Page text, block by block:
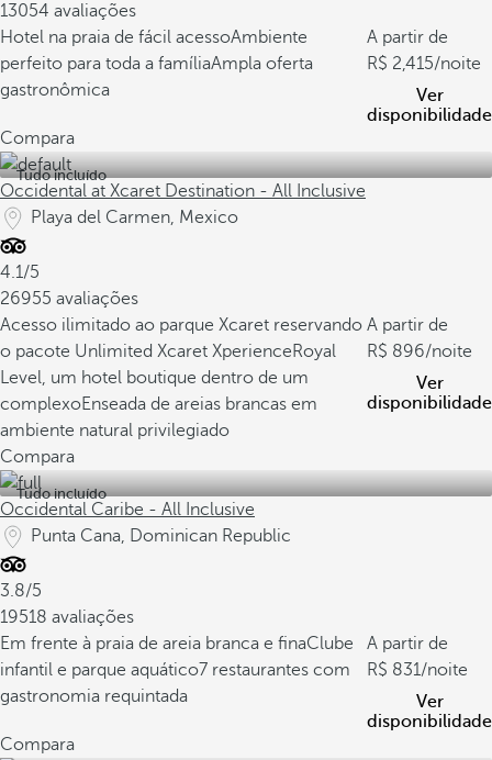
13054 avaliações
Hotel na praia de fácil acessoAmbiente
perfeito para toda a famíliaAmpla oferta
gastronômica
A partir de
2,415/noite
Ver
disponibilidade
Compara
Tudo incluído
Occidental at Xcaret Destination - All Inclusive
Playa del Carmen, Mexico
4.1/5
26955 avaliações
Acesso ilimitado ao parque Xcaret reservando
o pacote Unlimited Xcaret XperienceRoyal
Level, um hotel boutique dentro de um
complexoEnseada de areias brancas em
ambiente natural privilegiado
A partir de
896/noite
Ver
disponibilidade
Compara
Tudo incluído
Occidental Caribe - All Inclusive
Punta Cana, Dominican Republic
3.8/5
19518 avaliações
Em frente à praia de areia branca e finaClube
infantil e parque aquático7 restaurantes com
gastronomia requintada
A partir de
831/noite
Ver
disponibilidade
Compara